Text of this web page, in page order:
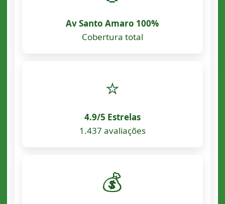
Av Santo Amaro 100%
Cobertura total
⭐
4.9/5 Estrelas
1.437 avaliações
💰